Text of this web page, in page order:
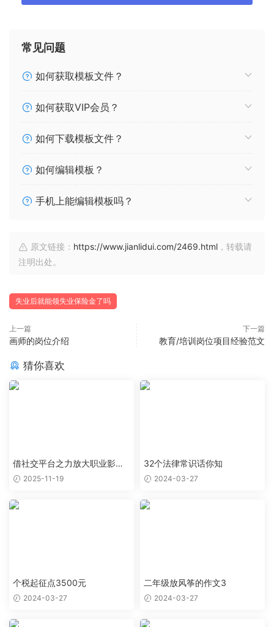
常见问题
如何获取模板文件？
如何获取VIP会员？
如何下载模板文件？
如何编辑模板？
手机上能编辑模板吗？
原文链接： https://www.jianlidui.com/2469.html ，转载请
注明出处。
失业后就能领失业保险金了吗
上一篇
画师的岗位介绍
下一篇
教育/培训岗位项目经验范文
猜你喜欢
借社交平台之力放大职业影响
力 2025-11-19
32个法律常识话你知
2024-03-27
个税起征点3500元
2024-03-27
二年级放风筝的作文3
2024-03-27